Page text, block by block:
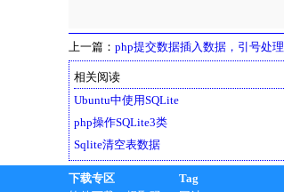
上一篇： php提交数据插入数据，引号处理
相关阅读
Ubuntu中使用SQLite
php操作SQLite3类
Sqlite清空表数据
下载专区
Tag